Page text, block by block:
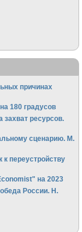
причинах
180 градусов
ресурсов.
сценарию. М.
переустройству
на 2023
России. Н.